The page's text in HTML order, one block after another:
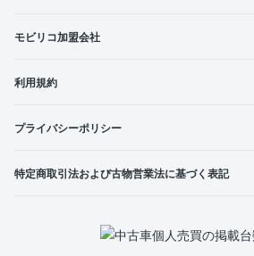
モビリコ加盟会社
利用規約
プライバシーポリシー
特定商取引法および古物営業法に基づく表記